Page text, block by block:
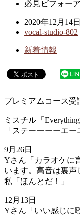
必見ビフォー
2020年12月14日
vocal-studio-802
新着情報
プレミアムコース受
ミスチル「
「ステーーーーエー
9月26日
Yさん「カラオケに
います。高音は裏声
私「ほんとだ！」
12月13日
Yさん「いい感じに